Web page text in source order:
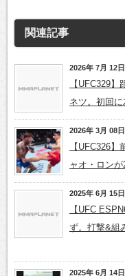
関連記事
2026年 7月 12日
【UFC329
ネツ。初回
2026年 3月 08日
【UFC326
ャオ・ロン
2025年 6月 15日
【UFC
ず。打撃&組
2025年 6月 14日